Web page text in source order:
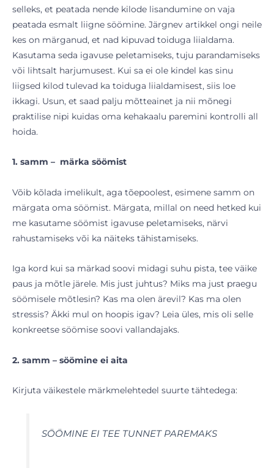
selleks, et peatada nende kilode lisandumine on vaja
peatada esmalt liigne söömine. Järgnev artikkel ongi neile
kes on märganud, et nad kipuvad toiduga liialdama.
Kasutama seda igavuse peletamiseks, tuju parandamiseks
või lihtsalt harjumusest. Kui sa ei ole kindel kas sinu
liigsed kilod tulevad ka toiduga liialdamisest, siis loe
ikkagi. Usun, et saad palju mõtteainet ja nii mõnegi
praktilise nipi kuidas oma kehakaalu paremini kontrolli all
hoida.
1. samm – märka söömist
Võib kõlada imelikult, aga tõepoolest, esimene samm on
märgata oma söömist. Märgata, millal on need hetked kui
me kasutame söömist igavuse peletamiseks, närvi
rahustamiseks või ka näiteks tähistamiseks.
Iga kord kui sa märkad soovi midagi suhu pista, tee väike
paus ja mõtle järele. Mis just juhtus? Miks ma just praegu
söömisele mõtlesin? Kas ma olen ärevil? Kas ma olen
stressis? Äkki mul on hoopis igav? Leia üles, mis oli selle
konkreetse söömise soovi vallandajaks.
2. samm – söömine ei aita
Kirjuta väikestele märkmelehtedel suurte tähtedega:
SÖÖMINE EI TEE TUNNET PAREMAKS